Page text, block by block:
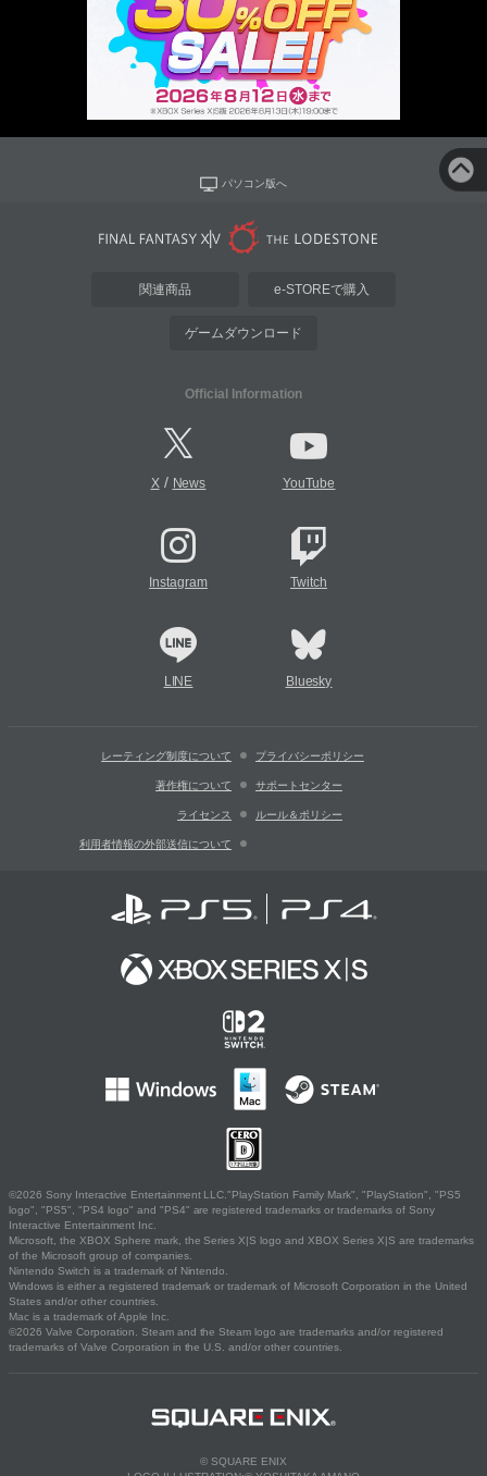
パソコン版へ
関連商品 e-STOREで購入
ゲームダウンロード
Official Information
X/ News YouTube
Instagram Twitch
LINE Bluesky
レーティング制度について プライバシーポリシー
著作権について サポートセンター
ライセンス ルール＆ポリシー
利用者情報の外部送信について
©2026 Sony Interactive Entertainment LLC."PlayStation Family Mark", "PlayStation", "PS5
logo", "PS5", "PS4 logo" and "PS4" are registered trademarks or trademarks of Sony
Interactive Entertainment Inc.
Microsoft, the XBOX Sphere mark, the Series X|S logo and XBOX Series X|S are trademarks
of the Microsoft group of companies.
Nintendo Switch is a trademark of Nintendo.
Windows is either a registered trademark or trademark of Microsoft Corporation in the United
States and/or other countries.
Mac is a trademark of Apple Inc.
©2026 Valve Corporation. Steam and the Steam logo are trademarks and/or registered
trademarks of Valve Corporation in the U.S. and/or other countries.
© SQUARE ENIX